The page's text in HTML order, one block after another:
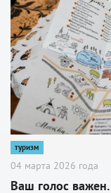
туризм
04 марта 2026 года
Ваш голос